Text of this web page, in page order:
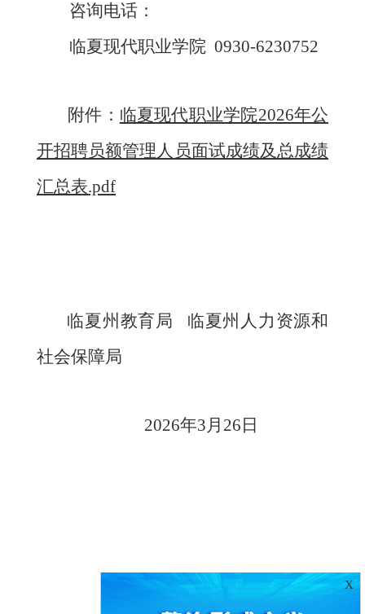
咨询电话：
临夏现代职业学院 0930-6230752
附件： 临夏现代职业学院2026年公
开招聘员额管理人员面试成绩及总成绩
汇总表.pdf
临夏州教育局
临夏州人力资源和
社会保障局
2026年3月 26 日
X